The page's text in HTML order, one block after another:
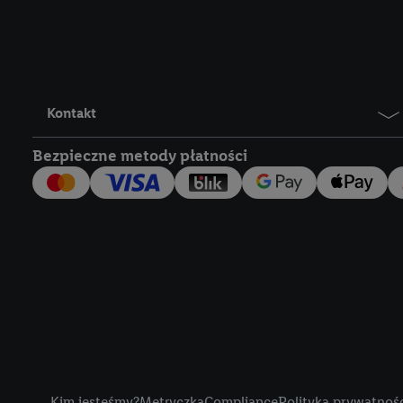
Kontakt
Bezpieczne metody płatności
Lidl Plus, możemy
wymienionych
następnie
użytkownika w
my i jeden z innych
Użytkownik upoważnia
usługach Lidl. Utiq
tak, Utiq udostępni
numeru
wykorzystany do
szczególności
obsługiwanych przez
korzystanie z
lub